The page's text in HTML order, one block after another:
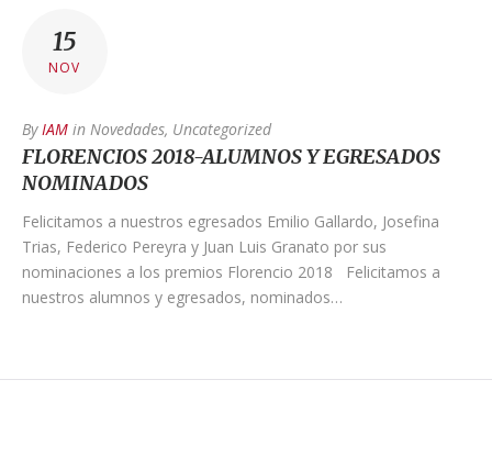
15
NOV
ByIAM in Novedades, Uncategorized
FLORENCIOS 2018-ALUMNOS Y EGRESADOS
NOMINADOS
Felicitamos a nuestros egresados Emilio Gallardo, Josefina
Trias, Federico Pereyra y Juan Luis Granato por sus
nominaciones a los premios Florencio 2018 Felicitamos a
nuestros alumnos y egresados, nominados…